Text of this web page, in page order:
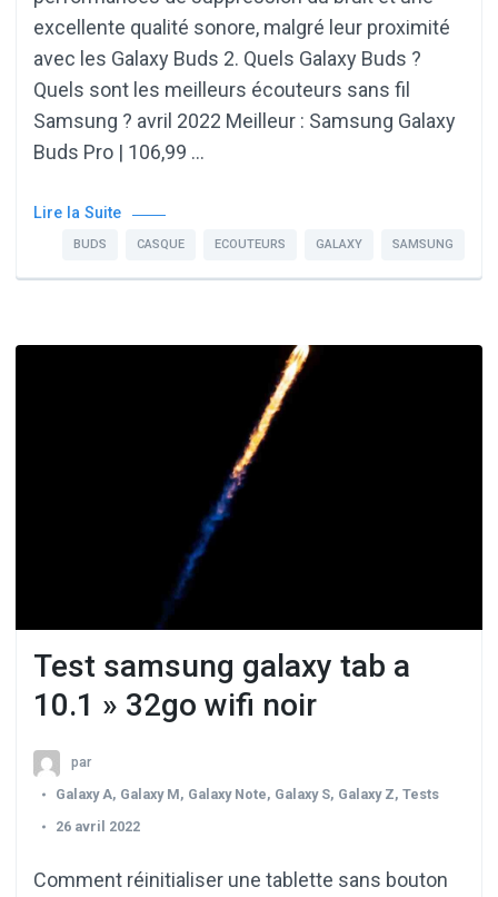
excellente qualité sonore, malgré leur proximité
avec les Galaxy Buds 2. Quels Galaxy Buds ?
Quels sont les meilleurs écouteurs sans fil
Samsung ? avril 2022 Meilleur : Samsung Galaxy
Buds Pro | 106,99 …
Lire la Suite
BUDS CASQUE ECOUTEURS GALAXY SAMSUNG
Test samsung galaxy tab a
10.1 » 32go wifi noir
par
Galaxy A, Galaxy M, Galaxy Note, Galaxy S, Galaxy Z, Tests
26 avril 2022
Comment réinitialiser une tablette sans bouton